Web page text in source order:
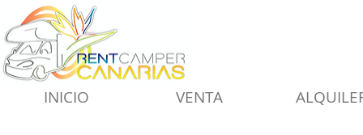
INICIO VENTA